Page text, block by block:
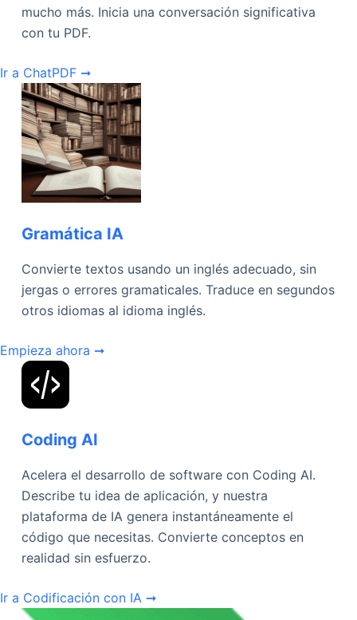
mucho más. Inicia una conversación significativa
con tu PDF.
Ir a ChatPDF ➞
Gramática IA
Convierte textos usando un inglés adecuado, sin
jergas o errores gramaticales. Traduce en segundos
otros idiomas al idioma inglés.
Empieza ahora ➞
Coding AI
Acelera el desarrollo de software con Coding AI.
Describe tu idea de aplicación, y nuestra
plataforma de IA genera instantáneamente el
código que necesitas. Convierte conceptos en
realidad sin esfuerzo.
Ir a Codificación con IA ➞